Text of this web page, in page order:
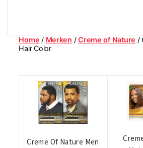
Home / Merken /Creme of Nature /
Hair Color
Creme Of Nature Men